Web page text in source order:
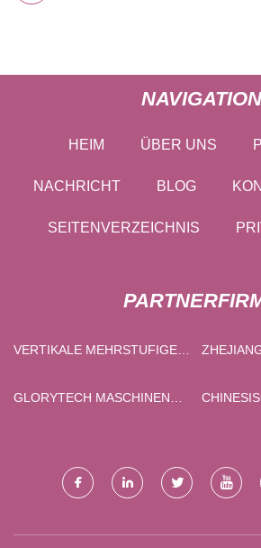
NAVIGATION
HEIM ÜBER UNS
NACHRICHT BLOG
SEITENVERZEICHNIS
VERTIKALE MEHRSTUFIGE
ZHEJIANG
GLORYTECH MASCHINEN